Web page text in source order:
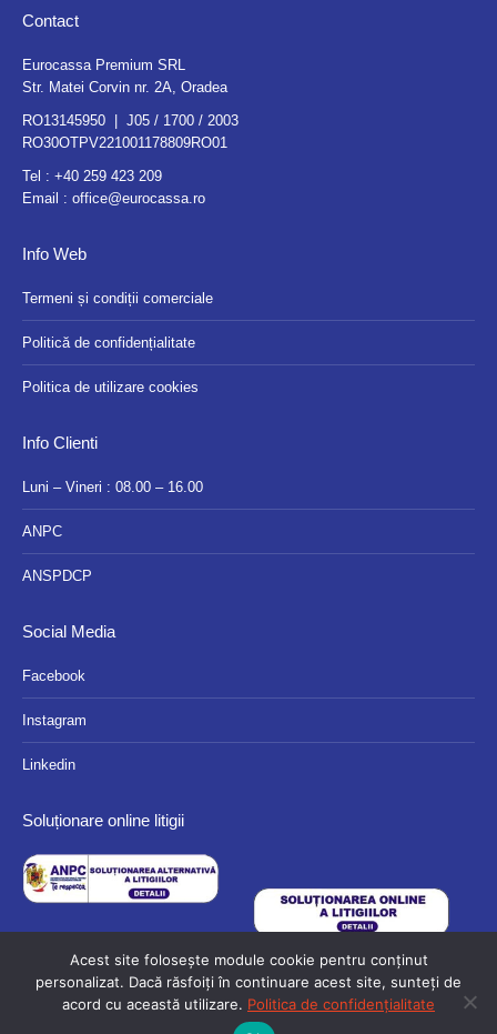
Contact
Eurocassa Premium SRL
Str. Matei Corvin nr. 2A, Oradea
RO13145950 | J05 / 1700 / 2003
RO30OTPV221001178809RO01
Tel : +40 259 423 209
Email : office@eurocassa.ro
Info Web
Termeni și condiții comerciale
Politică de confidențialitate
Politica de utilizare cookies
Info Clienti
Luni – Vineri : 08.00 – 16.00
ANPC
ANSPDCP
Social Media
Facebook
Instagram
Linkedin
Soluționare online litigii
© 2024 Eurocassa - Toate drepturile rezervate.
Acest site folosește module cookie pentru conținut
personalizat. Dacă răsfoiți în continuare acest site, sunteți de
acord cu această utilizare. Politica de confidențialitate